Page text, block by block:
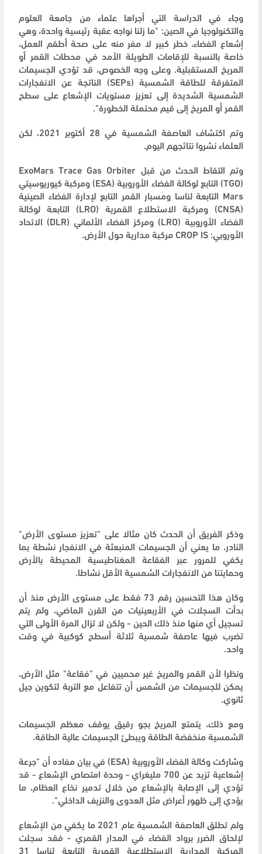
وجاء في الدراسة التي أجراها علماء من جامعة العلوم
والتكنولوجيا في الصين: "ما زلنا نواجه عقبة رئيسية واحدة، وهي
إشعاع الفضاء، خطر كبير لا مفر منه على صحة أطقم العمل،
خاصة بالنسبة للإقامات الطويلة الأمد في محطات القمر أو
المريخ المستقبلية. وعلى وجه الخصوص، قد تؤدي الجسيمات
المتفرقة للطاقة الشمسية (SEPs) الناتجة عن الانفجارات
الشمسية الشديدة إلى تعزيز مستويات الإشعاع على سطح
القمر أو المريخ إلى قيم محتملة الخطورة".
وتم اكتشاف العاصفة الشمسية في 28 أكتوبر 2021، لكن
العلماء نشروا نتائجهم اليوم.
وتم التقاط الحدث من قبل ExoMars Trace Gas Orbiter
(TGO) التابع لوكالة الفضاء الأوروبية (ESA) ومركبة كيوريوسيتي
Mars التابعة لناسا ومسبار القمر التابع لإدارة الفضاء الصينية
(CNSA) ومركبة الاستطلاع القمرية (LRO) التابعة لوكالة
الفضاء الأوروبية (LRO) ومركز الفضاء الألماني (DLR) الاتحاد
الأوروبي: CROP IS مركبة مدارية حول الأرض.
وذكر الفريق أن الحدث كان مثالا على "تعزيز مستوى الأرض"
النادر، ما يعني أن الجسيمات المنبعثة في الانفجار نشطة بما
يكفي للمرور عبر الفقاعة المغناطيسية المحيطة بالأرض
وحمايتنا من الانفجارات الشمسية الأقل نشاطا.
وكان هذا التحسين رقم 73 فقط على مستوى الأرض منذ أن
بدأت السجلات في الأربعينيات من القرن الماضي، ولم يتم
تسجيل أي منها منذ ذلك الحين - ولكن لا تزال المرة الأولى التي
تضرب فيها عاصفة شمسية ثلاثة أسطح كوكبية في وقت
واحد.
ونظرا لأن القمر والمريخ غير محميين في "فقاعة" مثل الأرض،
يمكن للجسيمات من الشمس أن تتفاعل مع التربة لتكوين جيل
ثانوي.
ومع ذلك، يتمتع المريخ بجو رقيق يوقف معظم الجسيمات
الشمسية منخفضة الطاقة ويبطئ الجسيمات عالية الطاقة.
وشاركت وكالة الفضاء الأوروبية (ESA) في بيان مفاده أن "جرعة
إشعاعية تزيد عن 700 مليغراي - وحدة امتصاص الإشعاع - قد
تؤدي إلى الإصابة بالإشعاع من خلال تدمير نخاع العظام، ما
يؤدي إلى ظهور أعراض مثل العدوى والنزيف الداخلي".
ولم تطلق العاصفة الشمسية عام 2021 ما يكفي من الإشعاع
لإلحاق الضرر برواد الفضاء في المدار القمري - فقد سجلت
المركبة المدارية الاستطلاعية القمرية التابعة لناسا 31